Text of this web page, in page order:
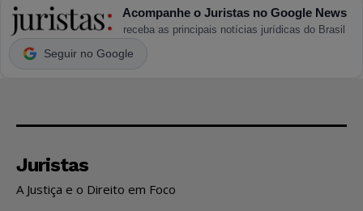
Acompanhe o Juristas no Google News
receba as principais notícias jurídicas do Brasil
Seguir no Google
Juristas
A Justiça e o Direito em Foco